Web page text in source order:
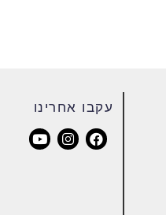
עקבו אחרינו